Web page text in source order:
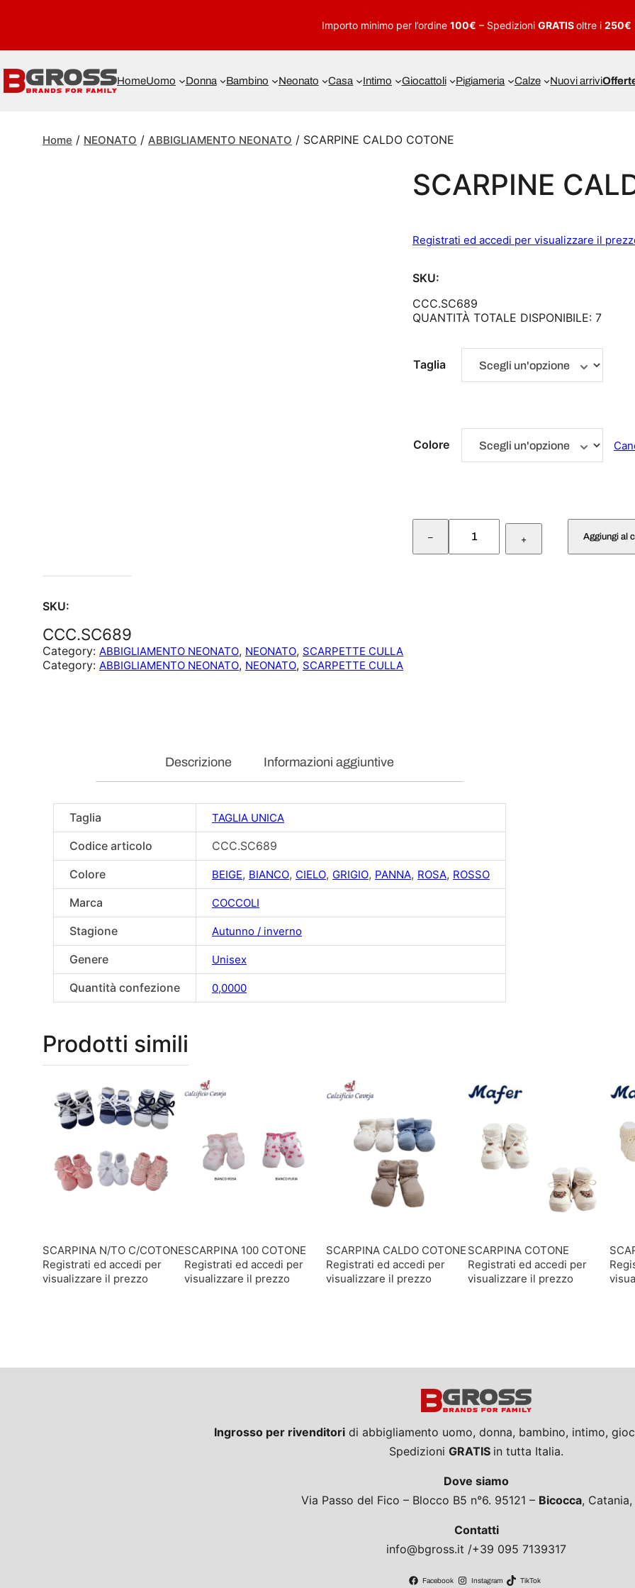
Importo minimo per l’ordine 100€ – Spedizioni GRATISoltre i 250€
HomeUomo Donna Bambino Neonato Casa Intimo Giocattoli Pigiameria Calze Nuovi arrivi
Home / NEONATO / ABBIGLIAMENTO NEONATO / SCARPINE CALDO COTONE
SCARPINE
Registrati ed accedi per visualizzare il
SKU:
CCC.SC689
QUANTITÀ TOTALE DISPONIBILE: 7
Taglia
Colore
–
S
A
E
t
+ Aggiungi al
SKU:
CCC.SC689
Category: ABBIGLIAMENTO NEONATO, NEONATO, SCARPETTE CULLA
Category: ABBIGLIAMENTO NEONATO, NEONATO, SCARPETTE CULLA
Descrizione Informazioni aggiuntive
Taglia TAGLIA UNICA
Codice articolo
CCC.SC689
Colore
BEIGE, BIANCO, CIELO, GRIGIO, PANNA, ROSA, ROSSO
Marca COCCOLI
Stagione Autunno / inverno
Genere Unisex
Quantità confezione 0,0000
Prodotti simili
SCARPINA N/TO C/COTONE
Registrati ed accedi per
visualizzare il prezzo
SCARPINA 100 COTONE
Registrati ed accedi per
visualizzare il prezzo
SCARPINA CALDO COTONE
Registrati ed accedi per
visualizzare il prezzo
SCARPINA COTONE
Registrati ed accedi per
visualizzare il prezzo
Ingrosso per rivenditori di abbigliamento uomo, donna, bambino, intimo,
Spedizioni GRATIS in tutta Italia.
Dove siamo
Via Passo del Fico – Blocco B5 n°6. 95121 – Bicocca,
Contatti
info@bgross.it /+39 095 7139317
Facebook Instagram TikTok